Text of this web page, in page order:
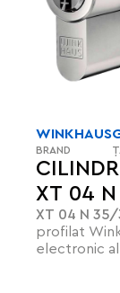
XT 04
XT 04 N
profilat
electronic al
WINKHAUS
BRAND